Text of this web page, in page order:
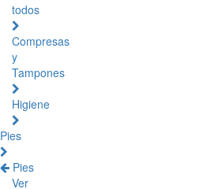
todos
Compresas
y
Tampones
Higiene
Pies
Pies
Ver